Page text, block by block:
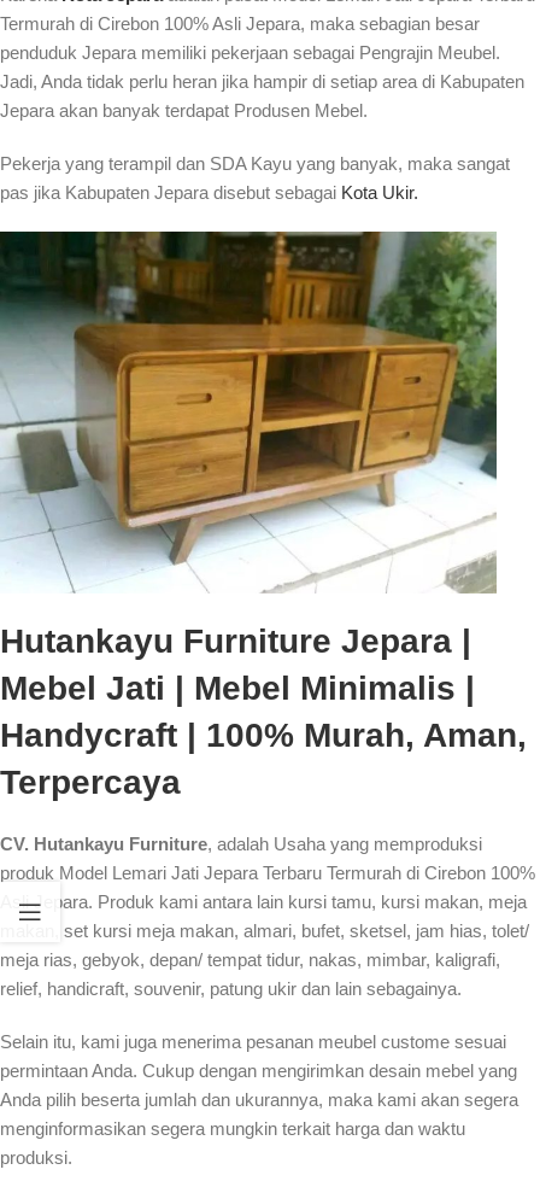
Termurah di Cirebon 100% Asli Jepara, maka sebagian besar
penduduk Jepara memiliki pekerjaan sebagai Pengrajin Meubel.
Jadi, Anda tidak perlu heran jika hampir di setiap area di Kabupaten
Jepara akan banyak terdapat Produsen Mebel.
Pekerja yang terampil dan SDA Kayu yang banyak, maka sangat
pas jika Kabupaten Jepara disebut sebagai Kota Ukir.
Hutankayu Furniture Jepara |
Mebel Jati | Mebel Minimalis |
Handycraft | 100% Murah, Aman,
Terpercaya
CV. Hutankayu Furniture, adalah Usaha yang memproduksi
produk Model Lemari Jati Jepara Terbaru Termurah di Cirebon 100%
Asli Jepara. Produk kami antara lain kursi tamu, kursi makan, meja
makan, set kursi meja makan, almari, bufet, sketsel, jam hias, tolet/
meja rias, gebyok, depan/ tempat tidur, nakas, mimbar, kaligrafi,
relief, handicraft, souvenir, patung ukir dan lain sebagainya.
Selain itu, kami juga menerima pesanan meubel custome sesuai
permintaan Anda. Cukup dengan mengirimkan desain mebel yang
Anda pilih beserta jumlah dan ukurannya, maka kami akan segera
menginformasikan segera mungkin terkait harga dan waktu
produksi.